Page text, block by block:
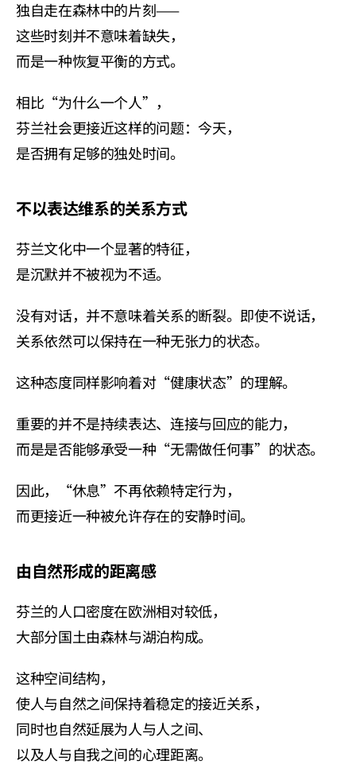
独自走在森林中的片刻——
这些时刻并不意味着缺失，
而是一种恢复平衡的方式。
相比“为什么一个人”，
芬兰社会更接近这样的问题：今天，
是否拥有足够的独处时间。
不以表达维系的关系方式
芬兰文化中一个显著的特征，
是沉默并不被视为不适。
没有对话，并不意味着关系的断裂。即使不说话，
关系依然可以保持在一种无张力的状态。
这种态度同样影响着对“健康状态”的理解。
重要的并不是持续表达、连接与回应的能力，
而是是否能够承受一种“无需做任何事”的状态。
因此，“休息”不再依赖特定行为，
而更接近一种被允许存在的安静时间。
由自然形成的距离感
芬兰的人口密度在欧洲相对较低，
大部分国土由森林与湖泊构成。
这种空间结构，
使人与自然之间保持着稳定的接近关系，
同时也自然延展为人与人之间、
以及人与自我之间的心理距离。